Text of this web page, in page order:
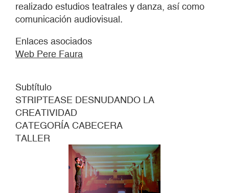
realizado estudios teatrales y danza, así como
comunicación audiovisual.
Enlaces asociados
Web Pere Faura
Subtítulo
STRIPTEASE DESNUDANDO LA
CREATIVIDAD
CATEGORÍA CABECERA
TALLER